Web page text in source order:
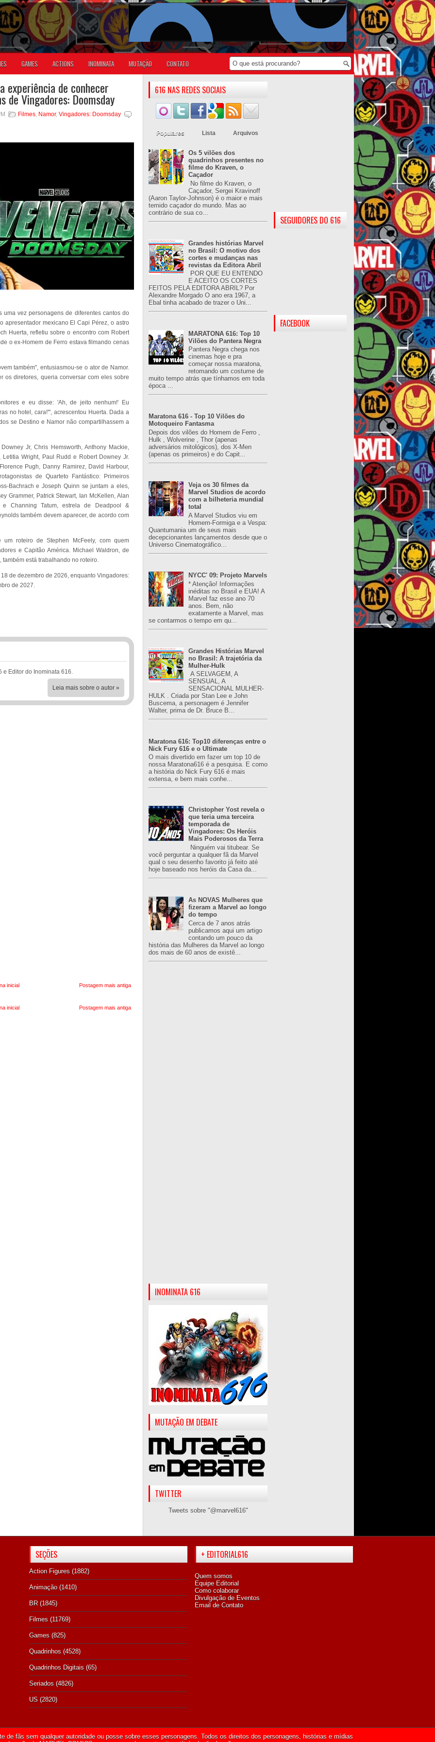
GAMES ACTIONS INOMINATA MUTAÇÃO CONTATO
experiência de conhecer
de Vingadores: Doomsday
Filmes, Namor, Vingadores: Doomsday
vez personagens de diferentes cantos do
apresentador mexicano El Capi Pérez, o astro
Huerta, refletiu sobre o encontro com Robert
o ex-Homem de Ferro estava filmando cenas
também", entusiasmou-se o ator de Namor.
os diretores, queria conversar com eles sobre
e eu disse: 'Ah, de jeito nenhum!' Eu
no hotel, cara!'", acrescentou Huerta. Dada a
se Destino e Namor não compartilhassem a
Jr, Chris Hemsworth, Anthony Mackie,
Wright, Paul Rudd e Robert Downey Jr.
Pugh, Danny Ramirez, David Harbour,
de Quarteto Fantástico: Primeiros
Bachrach e Joseph Quinn se juntam a eles,
Grammer, Patrick Stewart, Ian McKellen, Alan
e Channing Tatum, estrela de Deadpool &
também devem aparecer, de acordo com
roteiro de Stephen McFeely, com quem
e Capitão América. Michael Waldron, de
também está trabalhando no roteiro.
de dezembro de 2026, enquanto Vingadores:
de 2027.
e Editor do Inominata 616.
Leia mais sobre o autor »
Postagem mais antiga
inicial
Postagem mais antiga
inicial
616 NAS REDES SOCIAIS
Populares Lista Arquivos
Os 5 vilões dos
quadrinhos presentes no
filme do Kraven, o
Caçador
No filme do Kraven, o
Caçador, Sergei Kravinoff
(Aaron Taylor-Johnson) é o maior e mais
temido caçador do mundo. Mas ao
contrário de sua co...
Grandes histórias Marvel
no Brasil: O motivo dos
cortes e mudanças nas
revistas da Editora Abril
POR QUE EU ENTENDO
E ACEITO OS CORTES
FEITOS PELA EDITORA ABRIL? Por
Alexandre Morgado O ano era 1967, a
Ebal tinha acabado de trazer o Uni...
MARATONA 616: Top 10
Vilões do Pantera Negra
Pantera Negra chega nos
cinemas hoje e pra
começar nossa maratona,
retomando um costume de
muito tempo atrás que tínhamos em toda
época ...
Maratona 616 - Top 10 Vilões do
Motoqueiro Fantasma
Depois dos vilões do Homem de Ferro ,
Hulk , Wolverine , Thor (apenas
adversários mitológicos), dos X-Men
(apenas os primeiros) e do Capit...
Veja os 30 filmes da
Marvel Studios de acordo
com a bilheteria mundial
total
A Marvel Studios viu em
Homem-Formiga e a Vespa:
Quantumania um de seus mais
decepcionantes lançamentos desde que o
Universo Cinematográfico...
NYCC' 09: Projeto Marvels
* Atenção! Informações
inéditas no Brasil e EUA! A
Marvel faz esse ano 70
anos. Bem, não
exatamente a Marvel, mas
se contarmos o tempo em qu...
Grandes Histórias Marvel
no Brasil: A trajetória da
Mulher-Hulk
A SELVAGEM, A
SENSUAL, A
SENSACIONAL MULHER-
HULK . Criada por Stan Lee e John
Buscema, a personagem é Jennifer
Walter, prima de Dr. Bruce B...
Maratona 616: Top10 diferenças entre o
Nick Fury 616 e o Ultimate
O mais divertido em fazer um top 10 de
nossa Maratona616 é a pesquisa. E como
a história do Nick Fury 616 é mais
extensa, e bem mais conhe...
Christopher Yost revela o
que teria uma terceira
temporada de
Vingadores: Os Heróis
Mais Poderosos da Terra
Ninguém vai titubear. Se
você perguntar a qualquer fã da Marvel
qual o seu desenho favorito já feito até
hoje baseado nos heróis da Casa da...
As NOVAS Mulheres que
fizeram a Marvel ao longo
do tempo
Cerca de 7 anos atrás
publicamos aqui um artigo
contando um pouco da
história das Mulheres da Marvel ao longo
dos mais de 60 anos de existê...
INOMINATA 616
MUTAÇÃO EM DEBATE
TWITTER
Tweets sobre "@marvel616"
SEGUIDORES DO 616
FACEBOOK
SEÇÕES
Action Figures (1882)
Animação (1410)
BR (1845)
Filmes (11769)
Games (825)
Quadrinhos (4528)
Quadrinhos Digitais (65)
Seriados (4826)
US (2820)
+ EDITORIAL616
Quem somos
Equipe Editorial
Como colaborar
Divulgação de Eventos
Email de Contato
de fãs sem qualquer autoridade ou posse sobre esses personagens. Todos os direitos dos personagens, histórias e mídias